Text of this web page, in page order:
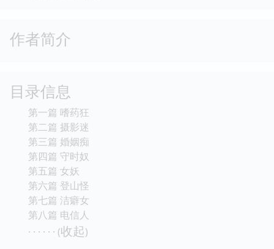
作者简介
目录信息
第一篇 嗜药狂
第二篇 摄影迷
第三篇 婚姻痴
第四篇 守时奴
第五篇 女妖
第六篇 登山怪
第七篇 洁癖女
第八篇 电信人
· · · · · · (收起)